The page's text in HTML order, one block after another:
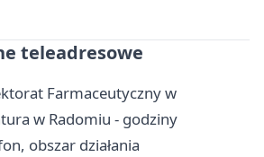
teleadresowe
Farmaceutyczny w
w Radomiu - godziny
obszar działania